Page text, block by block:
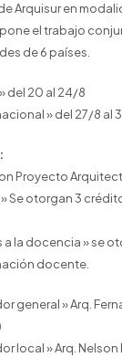
Arquisur en
el trabajo
de 6 países.
del 20 al 24/8
» del 27/8 al
Proyecto
Se otorgan 3
la docencia » se
docente.
general » Arq.
local » Arq. Nelson